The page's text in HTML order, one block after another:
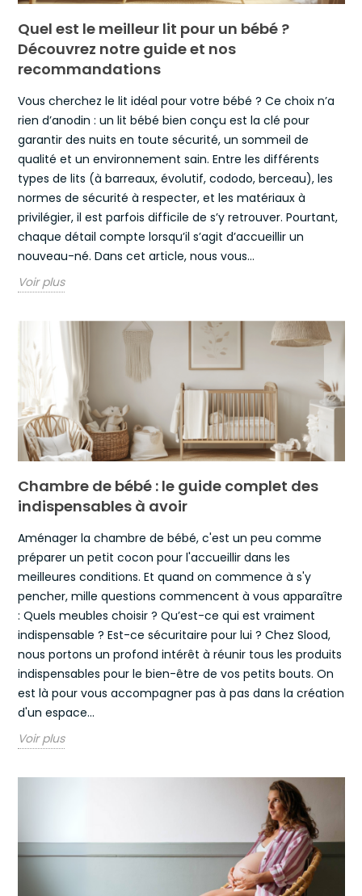
Quel est le meilleur lit pour un bébé ?
Découvrez notre guide et nos
recommandations
Vous cherchez le lit idéal pour votre bébé ? Ce choix n’a
rien d’anodin : un lit bébé bien conçu est la clé pour
garantir des nuits en toute sécurité, un sommeil de
qualité et un environnement sain. Entre les différents
types de lits (à barreaux, évolutif, cododo, berceau), les
normes de sécurité à respecter, et les matériaux à
privilégier, il est parfois difficile de s’y retrouver. Pourtant,
chaque détail compte lorsqu’il s’agit d’accueillir un
nouveau-né. Dans cet article, nous vous...
Voir plus
Chambre de bébé : le guide complet des
indispensables à avoir
Aménager la chambre de bébé, c'est un peu comme
préparer un petit cocon pour l'accueillir dans les
meilleures conditions. Et quand on commence à s'y
pencher, mille questions commencent à vous apparaître
: Quels meubles choisir ? Qu’est-ce qui est vraiment
indispensable ? Est-ce sécuritaire pour lui ? Chez Slood,
nous portons un profond intérêt à réunir tous les produits
indispensables pour le bien-être de vos petits bouts. On
est là pour vous accompagner pas à pas dans la création
d'un espace...
Voir plus